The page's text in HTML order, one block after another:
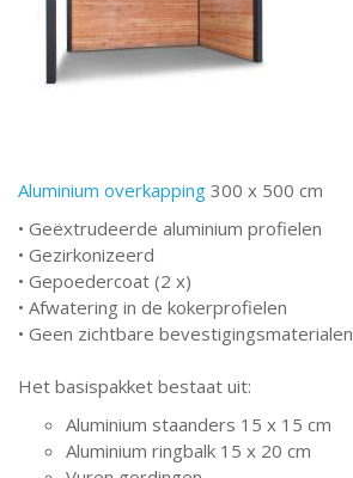
Aluminium overkapping 300 x 500 cm
• Geëxtrudeerde aluminium profielen
• Gezirkonizeerd
• Gepoedercoat (2 x)
• Afwatering in de kokerprofielen
• Geen zichtbare bevestigingsmaterialen
Het basispakket bestaat uit:
Aluminium staanders 15 x 15 cm
Aluminium ringbalk 15 x 20 cm